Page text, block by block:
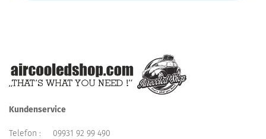
Kundenservice
Telefon : 09931 92 99 490